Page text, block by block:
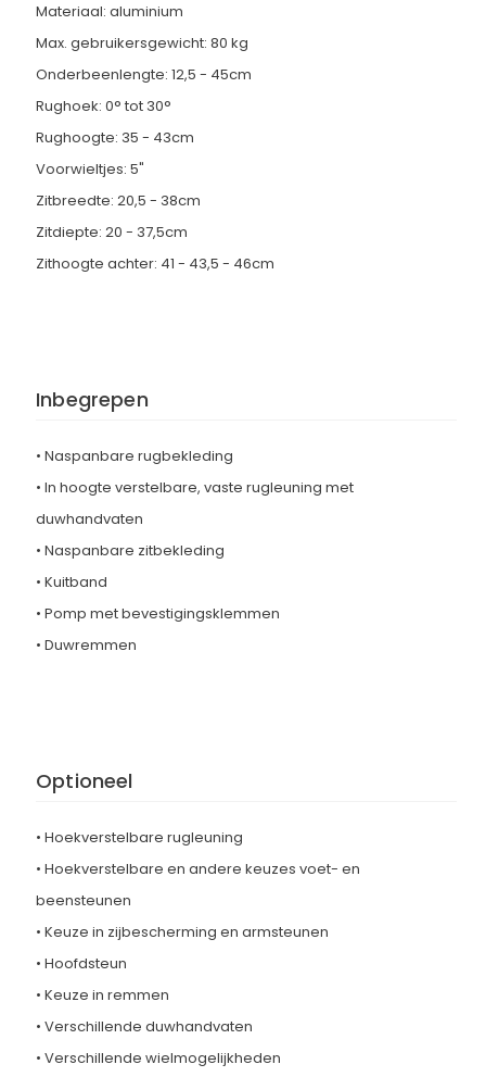
Materiaal: aluminium
Max. gebruikersgewicht: 80 kg
Onderbeenlengte: 12,5 - 45cm
Rughoek: 0° tot 30°
Rughoogte: 35 - 43cm
Voorwieltjes: 5"
Zitbreedte: 20,5 - 38cm
Zitdiepte: 20 - 37,5cm
Zithoogte achter: 41 - 43,5 - 46cm
Inbegrepen
• Naspanbare rugbekleding
• In hoogte verstelbare, vaste rugleuning met
duwhandvaten
• Naspanbare zitbekleding
• Kuitband
• Pomp met bevestigingsklemmen
• Duwremmen
Optioneel
• Hoekverstelbare rugleuning
• Hoekverstelbare en andere keuzes voet- en
beensteunen
• Keuze in zijbescherming en armsteunen
• Hoofdsteun
• Keuze in remmen
• Verschillende duwhandvaten
• Verschillende wielmogelijkheden